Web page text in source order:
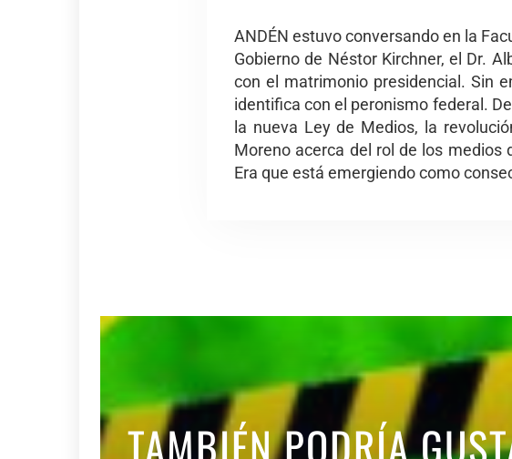
ANDÉN estuvo conversando en la
Gobierno de Néstor Kirchner, el Dr.
con el matrimonio presidencial. Sin
identifica con el peronismo federal.
la nueva Ley de Medios, la
Moreno acerca del rol de los medios
Era que está emergiendo como
TAMBIÉN PODRÍA